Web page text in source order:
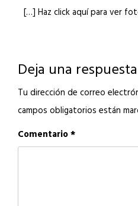
[…] Haz click aquí para ver
Deja una respuesta
Tu dirección de correo
campos obligatorios están
Comentario*